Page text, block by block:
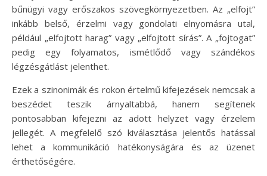
bűnügyi vagy erőszakos szövegkörnyezetben. Az „elfojt”
inkább belső, érzelmi vagy gondolati elnyomásra utal,
például „elfojtott harag” vagy „elfojtott sírás”. A „fojtogat”
pedig egy folyamatos, ismétlődő vagy szándékos
légzésgátlást jelenthet.
Ezek a szinonimák és rokon értelmű kifejezések nemcsak a
beszédet teszik árnyaltabbá, hanem segítenek
pontosabban kifejezni az adott helyzet vagy érzelem
jellegét. A megfelelő szó kiválasztása jelentős hatással
lehet a kommunikáció hatékonyságára és az üzenet
érthetőségére.